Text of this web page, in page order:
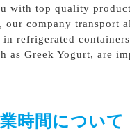
with top quality
our company transport
in refrigerated
as Greek Yogurt, are
時間について